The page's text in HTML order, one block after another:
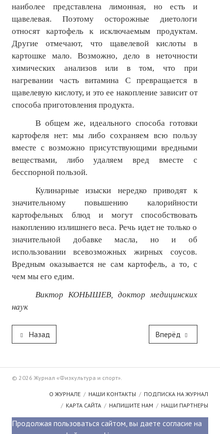
наиболее представлена лимонная, но есть и
щавелевая. Поэтому осторожные диетологи
относят картофель к исключаемым продуктам.
Другие отмечают, что щавелевой кислоты в
картошке мало. Возможно, дело в неточности
химических анализов или в том, что при
нагревании часть витамина С превращается в
щавелевую кислоту, и это ее накопление зависит от
способа приготовления продукта.
В общем же, идеального способа готовки
картофеля нет: мы либо сохраняем всю пользу
вместе с возможно присутствующими вредными
веществами, либо удаляем вред вместе с
бесспорной пользой.
Кулинарные изыски нередко приводят к
значительному повышению калорийности
картофельных блюд и могут способствовать
накоплению излишнего веса. Речь идет не только о
значительной добавке масла, но и об
использовании всевозможных жирных соусов.
Вредным оказывается не сам картофель, а то, с
чем мы его едим.
Виктор КОНЫШЕВ, доктор медицинских
наук
Назад Вперёд
© 2026 Журнал «Физкультура и спорт».
О ЖУРНАЛЕ НАШИ КОНТАКТЫ
ПОДПИСКА НА ЖУРНАЛ
КАРТА САЙТА
НАПИШИТЕ НАМ НАШИ ПАРТНЕРЫ
Продолжая пользоваться сайтом, вы даете согласие на